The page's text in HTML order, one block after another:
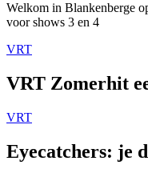
Welkom in Blankenberge
voor shows 3 en 4
VRT
VRT Zomerhit
VRT
Eyecatchers: je